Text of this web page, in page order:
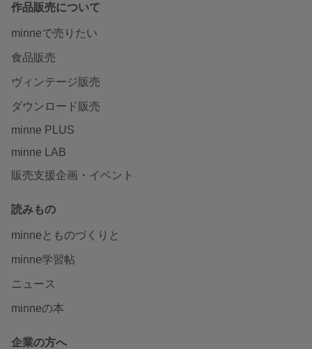
作品販売について
minneで売りたい
食品販売
ヴィンテージ販売
ダウンロード販売
minne PLUS
minne LAB
販売支援企画・イベント
読みもの
minneとものづくりと
minne学習帖
ニュース
minneの本
企業の方へ